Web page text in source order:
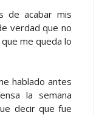
de acabar mis
verdad que no
me queda lo
hablado antes
la semana
decir que fue